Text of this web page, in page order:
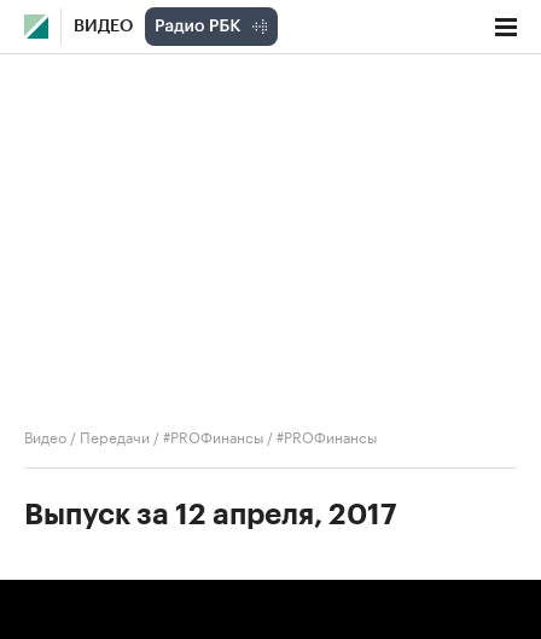
ВИДЕО
Видео / Передачи /#PROФинансы /#PROФинансы
Выпуск за 12 апреля, 2017